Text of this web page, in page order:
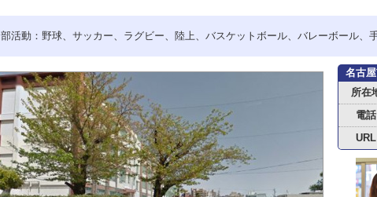
部活動：野球、サッカー、ラグビー、陸上、バスケットボール、バレーボール、
名古
所在
電話
URL